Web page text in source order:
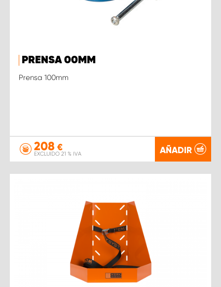
PRENSA 00MM
Prensa 100mm
208 €
EXCLUIDO 21 % IVA AÑADIR